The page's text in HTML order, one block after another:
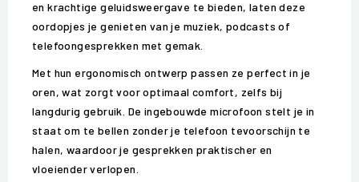
en krachtige geluidsweergave te bieden, laten deze
oordopjes je genieten van je muziek, podcasts of
telefoongesprekken met gemak.
Met hun ergonomisch ontwerp passen ze perfect in je
oren, wat zorgt voor optimaal comfort, zelfs bij
langdurig gebruik. De ingebouwde microfoon stelt je in
staat om te bellen zonder je telefoon tevoorschijn te
halen, waardoor je gesprekken praktischer en
vloeiender verlopen.